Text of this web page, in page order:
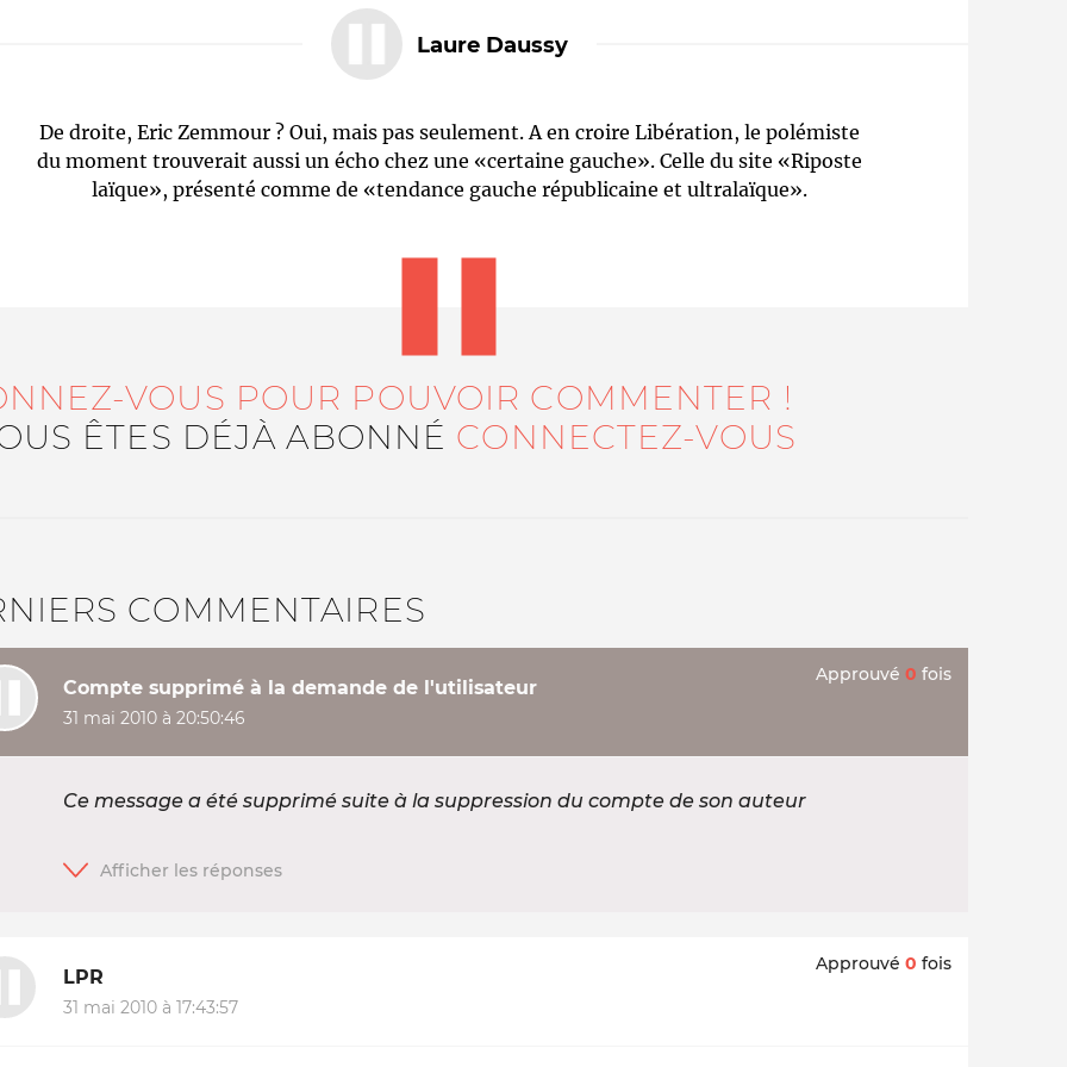
Laure Daussy
De droite, Eric Zemmour ? Oui, mais pas seulement. A en croire Libération, le polémiste
du moment trouverait aussi un écho chez une «certaine gauche». Celle du site «Riposte
laïque», présenté comme de «tendance gauche républicaine et ultralaïque».
VOUS POUR POUVOIR COMMENTER !
ÊTES DÉJÀ ABONNÉ CONNECTEZ-VOUS
COMMENTAIRES
Compte supprimé à la demande de l'utilisateur
31 mai 2010 à 20:50:46
Approuvé 0 fois
Ce message a été supprimé suite à la suppression du compte de son auteur
LPR
31 mai 2010 à 17:43:57
Approuvé 0 fois